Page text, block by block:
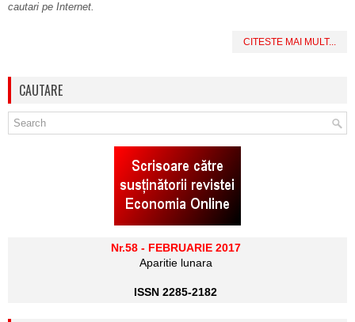
cautari pe Internet.
CITESTE MAI MULT...
CAUTARE
Nr.58 - FEBRUARIE 2017
Aparitie lunara
ISSN 2285-2182